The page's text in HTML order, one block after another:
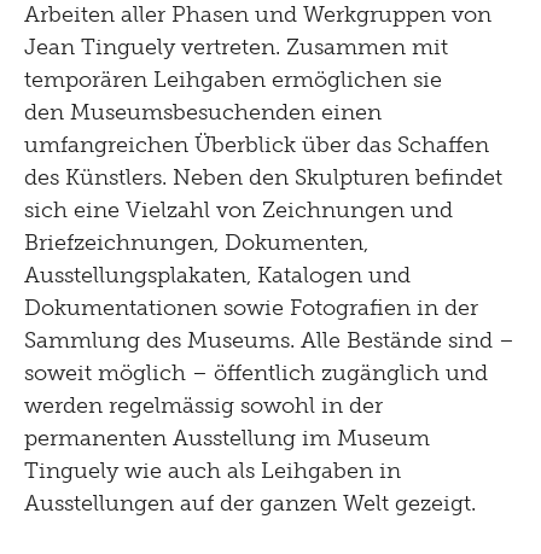
Arbeiten aller Phasen und Werkgruppen von
Jean Tinguely vertreten. Zusammen mit
temporären Leihgaben ermöglichen sie
den Museumsbesuchenden einen
umfangreichen Überblick über das Schaffen
des Künstlers. Neben den Skulpturen befindet
sich eine Vielzahl von Zeichnungen und
Briefzeichnungen, Dokumenten,
Ausstellungsplakaten, Katalogen und
Dokumentationen sowie Fotografien in der
Sammlung des Museums. Alle Bestände sind –
soweit möglich – öffentlich zugänglich und
werden regelmässig sowohl in der
permanenten Ausstellung im Museum
Tinguely wie auch als Leihgaben in
Ausstellungen auf der ganzen Welt gezeigt.